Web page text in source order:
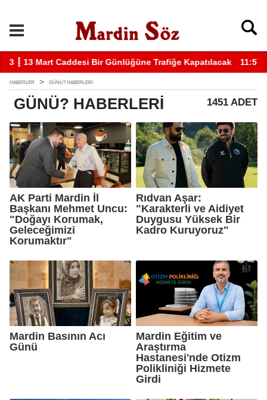
11:57 ┋ Midyat’ta bıçaklı kavga can aldı
HABERLER GÜNÜ? HABERLERI
GÜNÜ? HABERLERI 1451 ADET
AK Parti Mardin İl
Başkanı Mehmet Uncu:
"Doğayı Korumak,
Geleceğimizi
Korumaktır"
Rıdvan Aşar:
"Karakterli ve Aidiyet
Duygusu Yüksek Bir
Kadro Kuruyoruz"
Mardin Basının Acı
Günü
Mardin Eğitim ve
Araştırma
Hastanesi'nde Otizm
Polikliniği Hizmete
Girdi